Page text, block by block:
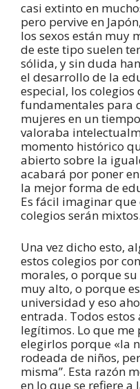
casi extinto en
pero pervive en
los sexos están muy
de este tipo suelen
sólida, y sin duda
el desarrollo de la
especial, los colegios
fundamentales para
mujeres en un
valoraba
momento histórico
abierto sobre la
acabará por poner
la mejor forma de
Es fácil imaginar que
colegios serán mixtos.
Una vez dicho esto,
estos colegios por
morales, o porque
muy alto, o porque
universidad y eso
entrada. Todos
legítimos. Lo que me
elegirlos porque «la
rodeada de niños,
misma”. Esta razón
en lo que se refiere